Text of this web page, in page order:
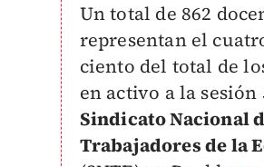
Un total de 862
representan el
ciento del total de
en activo a la sesión
Sindicato Nacional
Trabajadores de la